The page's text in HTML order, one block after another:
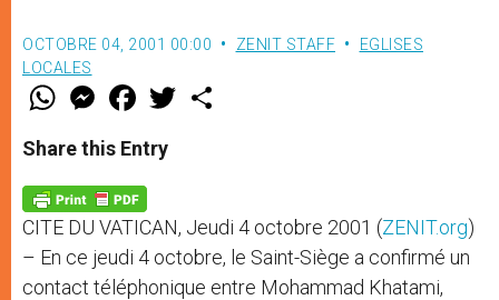
OCTOBRE 04, 2001 00:00 ZENIT STAFF
EGLISES
LOCALES
W
t
s
p
p
M
e
s
e
g
e
r
F
a
e
b
o
k
w
Share this Entry
CITE DU VATICAN, Jeudi 4 octobre 2001 (ZENIT.org)
– En ce jeudi 4 octobre, le Saint-Siège a confirmé un
contact téléphonique entre Mohammad Khatami,